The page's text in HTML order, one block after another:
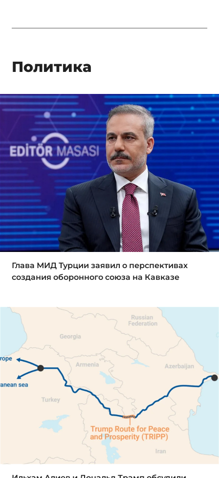
Политика
Глава МИД Турции заявил о перспективах
создания оборонного союза на Кавказе